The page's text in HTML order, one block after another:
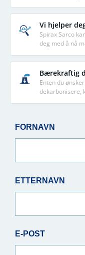
FORNAVN
ETTERNAVN
E-POST
Vi hjelper
Spirax Sarco
deg med å nå
Bærekraftig
Enten du
dekarbonisere,